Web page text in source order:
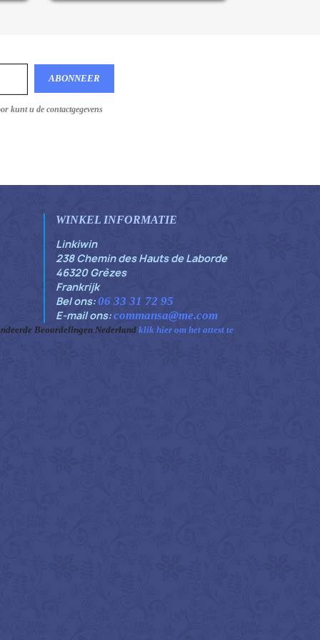
kunt u de contactgegevens
WINKEL INFORMATIE
Linkiwin
238 Chemin des Hauts de Laborde
46320 Grèzes
Frankrijk
Bel ons:06 33 31 72 95
E-mail ons:commansa@me.com
Beoordelingen Nederland klik hier om het attest te